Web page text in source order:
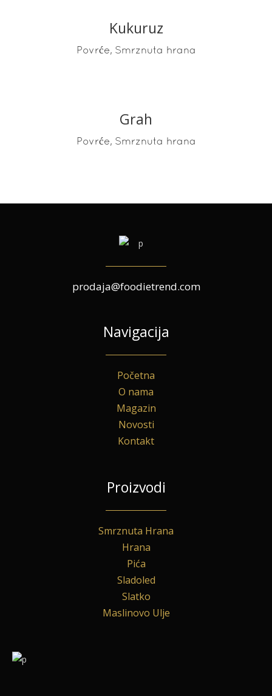
READ MORE
Kukuruz
Povrće, Smrznuta hrana
READ MORE
Grah
Povrće, Smrznuta hrana
prodaja@foodietrend.com
Navigacija
Početna
O nama
Magazin
Novosti
Kontakt
Proizvodi
Smrznuta Hrana
Hrana
Pića
Sladoled
Slatko
Maslinovo Ulje